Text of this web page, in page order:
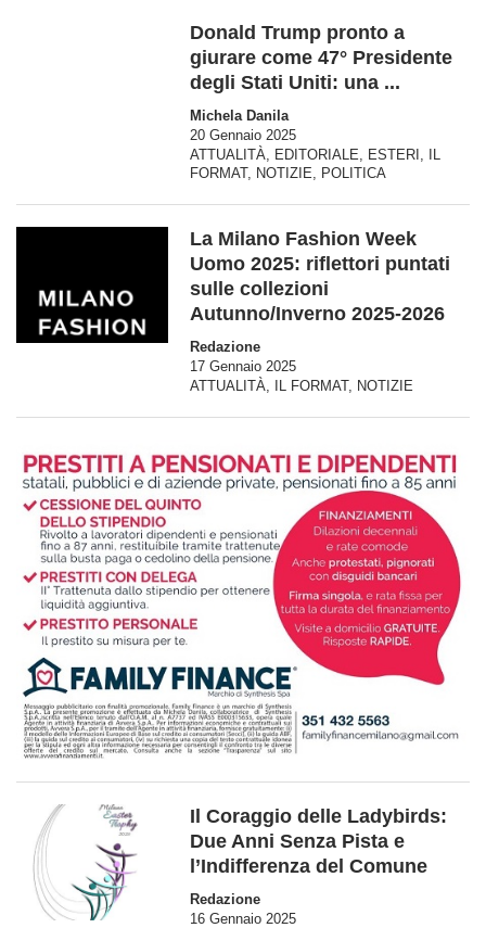
Donald Trump pronto a
giurare come 47° Presidente
degli Stati Uniti: una ...
Michela Danila
20 Gennaio 2025
ATTUALITÀ, EDITORIALE, ESTERI ,
IL
FORMAT, NOTIZIE, POLITICA
La Milano Fashion Week
Uomo 2025: riflettori puntati
sulle collezioni
Autunno/Inverno 2025-2026
Redazione
17 Gennaio 2025
ATTUALITÀ, IL FORMAT, NOTIZIE
Il Coraggio delle Ladybirds:
Due Anni Senza Pista e
l’Indifferenza del Comune
Redazione
16 Gennaio 2025